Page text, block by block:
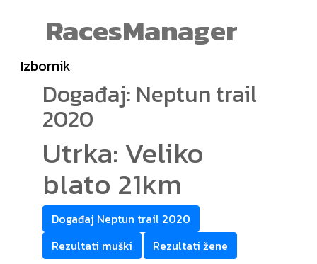
RacesManager
Izbornik
Događaj: Neptun trail
2020
Utrka: Veliko
blato 21km
Događaj Neptun trail 2020
Rezultati muški
Rezultati žene